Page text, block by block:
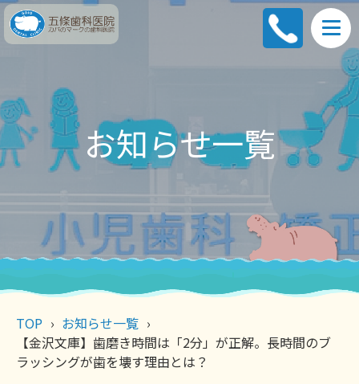
お知らせ一覧
TOP
お知らせ一覧
【金沢文庫】歯磨き時間は「2分」が正解。長時間のブ
ラッシングが歯を壊す理由とは？